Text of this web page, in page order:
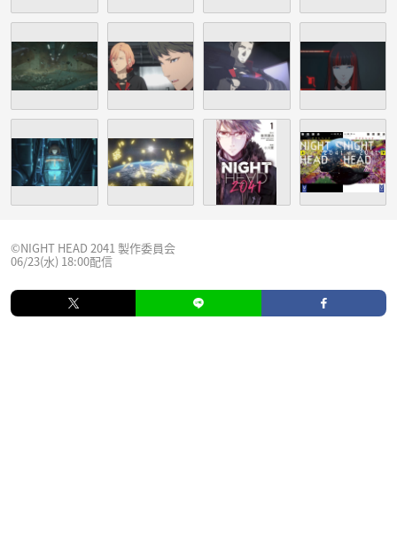
©NIGHT HEAD 2041 製作委員会
06/23(水) 18:00配信